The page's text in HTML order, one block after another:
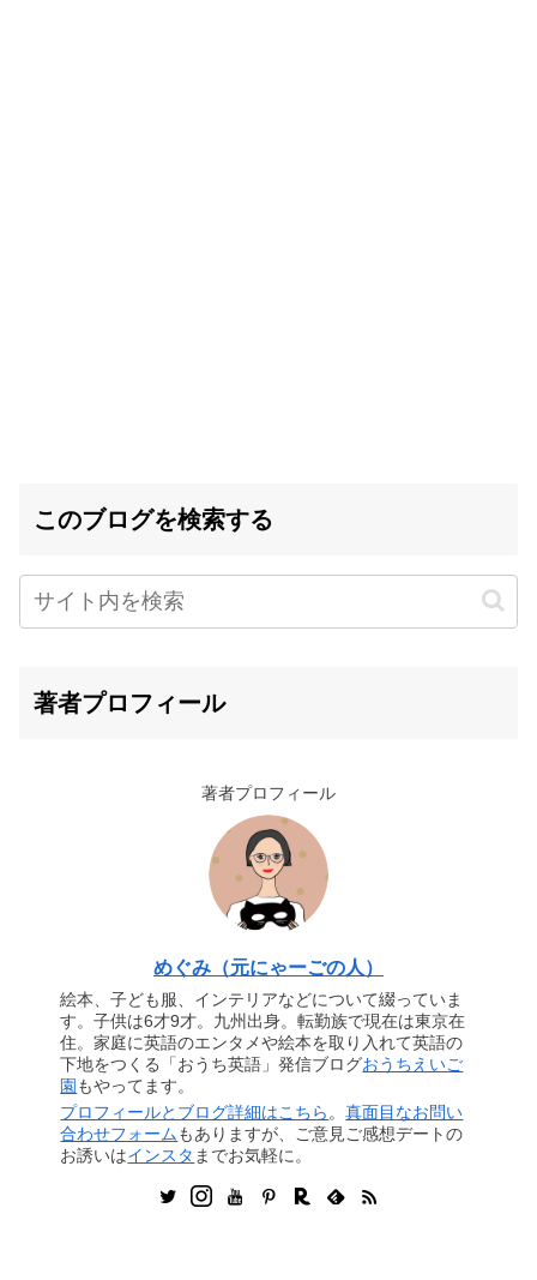
このブログを検索する
著者プロフィール
著者プロフィール
めぐみ（元にゃーごの人）
絵本、子ども服、インテリアなどについて綴っていま
す。子供は6才9才。九州出身。転勤族で現在は東京在
住。家庭に英語のエンタメや絵本を取り入れて英語の
下地をつくる「おうち英語」発信ブログおうちえいご
園 もやってます。
プロフィールとブログ詳細はこちら 。真面目なお問い
合わせフォームもありますが、ご意見ご感想デートの
お誘いはインスタ までお気軽に。